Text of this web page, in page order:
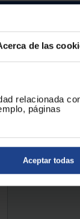
de las
relacionada
páginas
Aceptar todas